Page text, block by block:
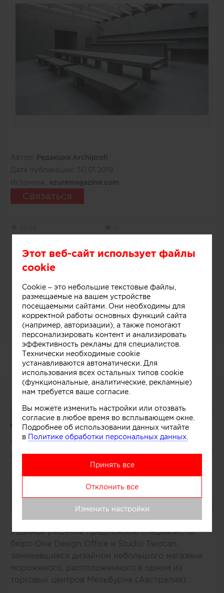
Автор:
Редакция Archiprofi
Дата публикации:
30.01.2019
Источник: azuremagazine.com
Связаться
0
Дизайнерский прилавок в
магазине мороженого
Удачное решение предложили специалисты
бюро One Design Office и Studio Twocan,
занимавшиеся дизайном небольшого магазина
мороженого, расположенного в одном из
торговых центров Мельбурна (Австралия).
Этот веб-сайт использует файлы
cookie
Cookie – это небольшие текстовые файлы,
размещаемые на вашем устройстве
посещаемыми сайтами. Они необходимы для
корректной работы основных функций сайта
(например, авторизации), а также помогают
персонализировать контент и анализировать
эффективность рекламы для специалистов.
Технически необходимые cookie
устанавливаются автоматически. Для
использования всех остальных типов cookie
(функциональные, аналитические, рекламные)
нам требуется ваше согласие.
Вы можете изменить настройки или отозвать
согласие в любое время во всплывающем окне.
Подробнее об использовании данных читайте
в Политике обработки персональных данных.
Принять все
Отклонить все
Изменить настройки